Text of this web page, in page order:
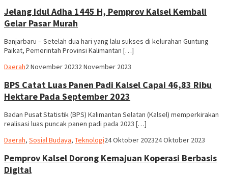
Jelang Idul Adha 1445 H, Pemprov Kalsel Kembali
Gelar Pasar Murah
Banjarbaru – Setelah dua hari yang lalu sukses di kelurahan Guntung
Paikat, Pemerintah Provinsi Kalimantan […]
DaerahSupian
2 November 20232 November 2023
BPS Catat Luas Panen Padi Kalsel Capai 46,83 Ribu
Hektare Pada September 2023
Badan Pusat Statistik (BPS) Kalimantan Selatan (Kalsel) memperkirakan
realisasi luas puncak panen padi pada 2023 […]
Daerah, Sosial Budaya, TeknologiSupian
24 Oktober 202324 Oktober 2023
Pemprov Kalsel Dorong Kemajuan Koperasi Berbasis
Digital